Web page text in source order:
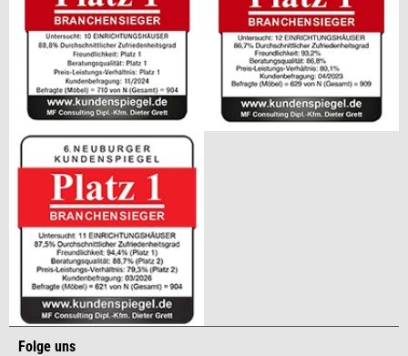
Folge uns